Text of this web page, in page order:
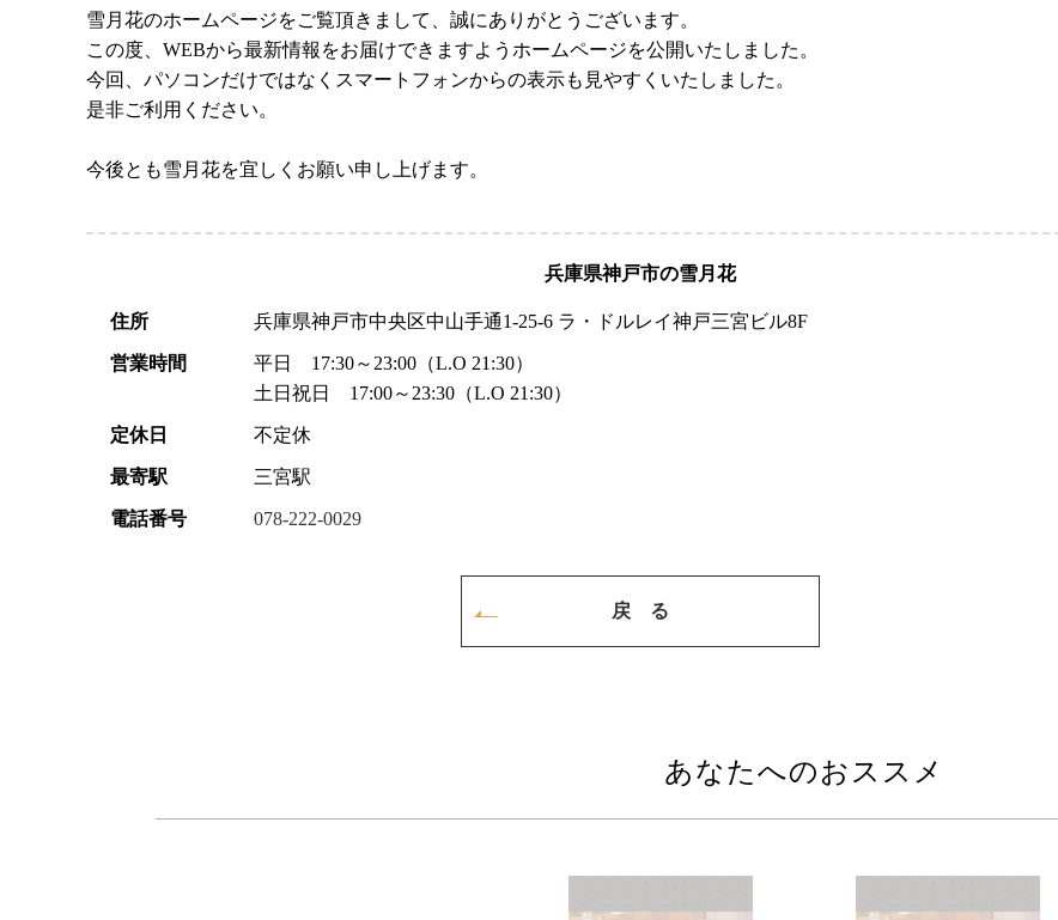
雪月花のホームページをご覧頂きまして、誠にありがとうございます。
この度、WEBから最新情報をお届けできますようホームページを公開いたしました。
今回、パソコンだけではなくスマートフォンからの表示も見やすくいたしました。
是非ご利用ください。
今後とも雪月花を宜しくお願い申し上げます。
兵庫県神戸市の雪月花
住所 兵庫県神戸市中央区中山手通1-25-6 ラ・ドルレイ神戸三宮ビル8F
営業時間
平日 17:30～23:00（L.O 21:30）
土日祝日 17:00～23:30（L.O 21:30）
定休日 不定休
最寄駅 三宮駅
電話番号 078-222-0029
戻 る
あなたへのおススメ